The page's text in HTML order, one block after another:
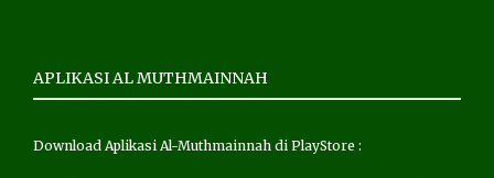
APLIKASI AL MUTHMAINNAH
Download Aplikasi Al-Muthmainnah di PlayStore :